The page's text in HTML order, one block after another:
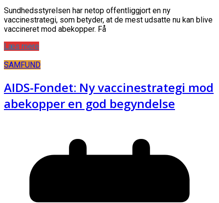
Sundhedsstyrelsen har netop offentliggjort en ny
vaccinestrategi, som betyder, at de mest udsatte nu kan blive
vaccineret mod abekopper. Få
Læs mere
SAMFUND
AIDS-Fondet: Ny vaccinestrategi mod
abekopper en god begyndelse